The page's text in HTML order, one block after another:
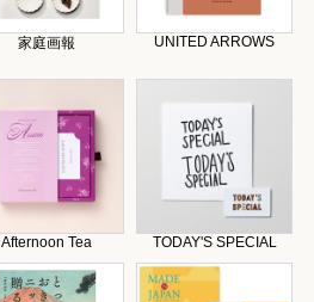
家庭画報 UNITED ARROWS
Afternoon Tea TODAY'S SPECIAL